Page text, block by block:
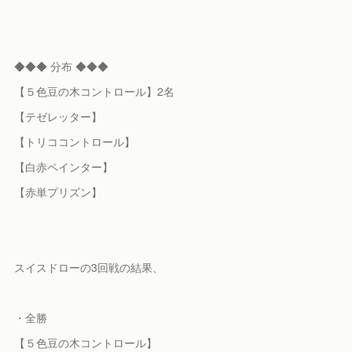
◆◆◆ 分布 ◆◆◆
【５色豆の木コントロール】2名
【テゼレッター】
【トリココントロール】
【白赤ペインター】
【赤単プリズン】
スイスドローの3回戦の結果、
・全勝
【５色豆の木コントロール】